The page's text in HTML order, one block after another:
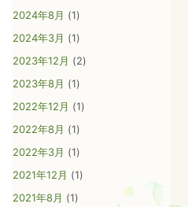
原則個別面接相談となり、事前予約制
2024年8月 (1)
2024年3月 (1)
2023年12月 (2)
2023年8月 (1)
2022年12月 (1)
2022年8月 (1)
2022年3月 (1)
2021年12月 (1)
2021年8月 (1)